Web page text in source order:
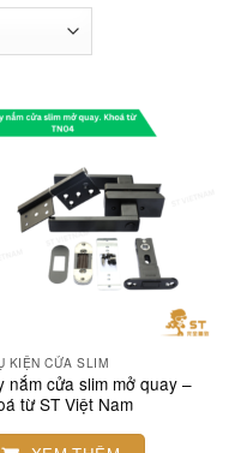
KIỆN CỬA SLIM
nắm cửa slim mở quay –
từ ST Việt Nam